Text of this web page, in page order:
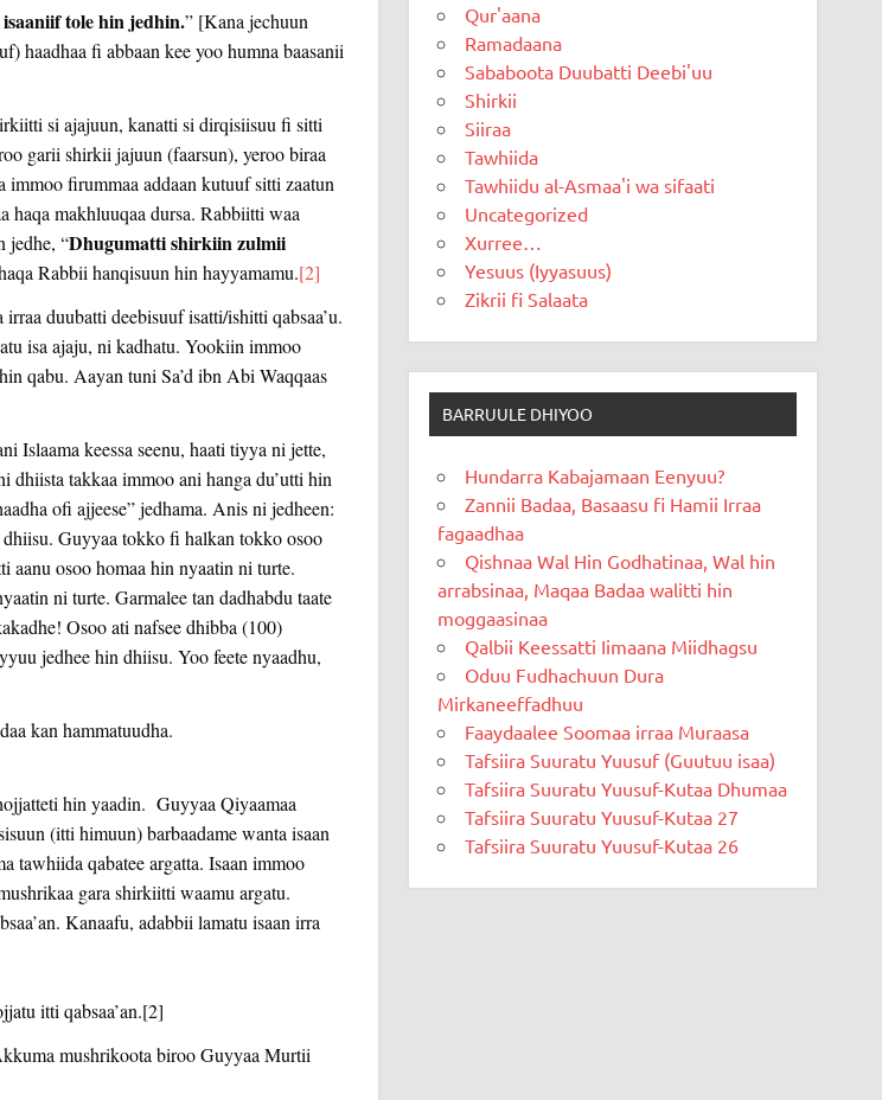
tole hin jedhin.” [Kana jechuun
haadhaa fi abbaan kee yoo humna baasanii
si ajajuun, kanatti si dirqisiisuu fi sitti
garii shirkii jajuun (faarsun), yeroo biraa
firummaa addaan kutuuf sitti zaatun
haqa makhluuqaa dursa. Rabbiitti waa
jedhe, “Dhugumatti shirkiin zulmii
Rabbii hanqisuun hin hayyamamu.[2]
duubatti deebisuuf isatti/ishitti qabsaa’u.
isa ajaju, ni kadhatu. Yookiin immoo
qabu. Aayan tuni Sa’d ibn Abi Waqqaas
Islaama keessa seenu, haati tiyya ni jette,
dhiista takkaa immoo ani hanga du’utti hin
ofi ajjeese” jedhama. Anis ni jedheen:
Guyyaa tokko fi halkan tokko osoo
aanu osoo homaa hin nyaatin ni turte.
ni turte. Garmalee tan dadhabdu taate
Osoo ati nafsee dhibba (100)
jedhee hin dhiisu. Yoo feete nyaadhu,
kan hammatuudha.
hin yaadin. Guyyaa Qiyaamaa
(itti himuun) barbaadame wanta isaan
tawhiida qabatee argatta. Isaan immoo
gara shirkiitti waamu argatu.
Kanaafu, adabbii lamatu isaan irra
itti qabsaa’an.[2]
mushrikoota biroo Guyyaa Murtii
Qur'aana
Ramadaana
Sababoota Duubatti Deebi'uu
Shirkii
Siiraa
Tawhiida
Tawhiidu al-Asmaa'i wa sifaati
Uncategorized
Xurree…
Yesuus (Iyyasuus)
Zikrii fi Salaata
BARRUULE DHIYOO
Hundarra Kabajamaan Eenyuu?
Zannii Badaa, Basaasu fi Hamii Irraa
fagaadhaa
Qishnaa Wal Hin Godhatinaa, Wal hin
arrabsinaa, Maqaa Badaa walitti hin
moggaasinaa
Qalbii Keessatti Iimaana Miidhagsu
Oduu Fudhachuun Dura
Mirkaneeffadhuu
Faaydaalee Soomaa irraa Muraasa
Tafsiira Suuratu Yuusuf (Guutuu isaa)
Tafsiira Suuratu Yuusuf-Kutaa Dhumaa
Tafsiira Suuratu Yuusuf-Kutaa 27
Tafsiira Suuratu Yuusuf-Kutaa 26